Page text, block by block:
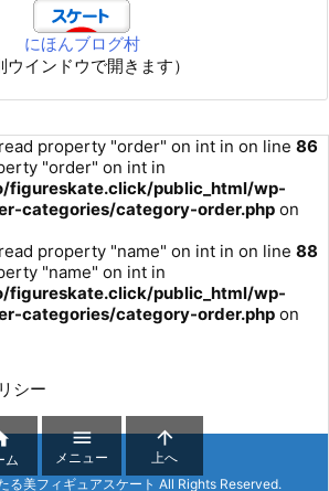
にほんブログ村
ウインドウで開きます）
property "order" on int in on line 86
"order" on int in
figureskate.click/public_html/wp-
categories/category-order.php on
property "name" on int in on line 88
"name" on int in
figureskate.click/public_html/wp-
categories/category-order.php on
シー
る美フィギュアスケート All Rights Reserved.
ム

メニュー

上へ